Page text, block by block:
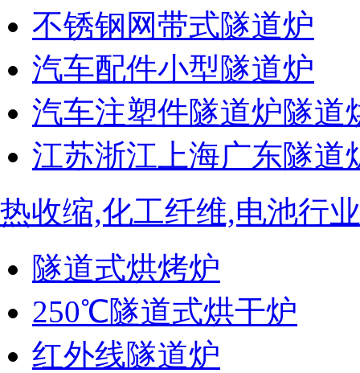
不锈钢网带式隧道炉
汽车配件小型隧道炉
汽车注塑件隧道炉隧道
江苏浙江上海广东隧道
热收缩,化工纤维,电池行
隧道式烘烤炉
250℃隧道式烘干炉
红外线隧道炉